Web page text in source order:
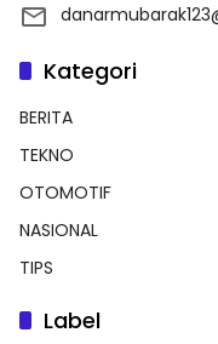
Kategori
BERITA
TEKNO
OTOMOTIF
NASIONAL
TIPS
Label